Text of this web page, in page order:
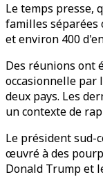
Le temps presse,
familles séparées
et environ 400
Des réunions ont
occasionnelle par
deux pays. Les
un contexte de
Le président sud-
œuvré à des
Donald Trump et